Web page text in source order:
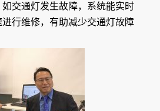
交通灯发生故障，系统能实时
行维修，有助减少交通灯故障